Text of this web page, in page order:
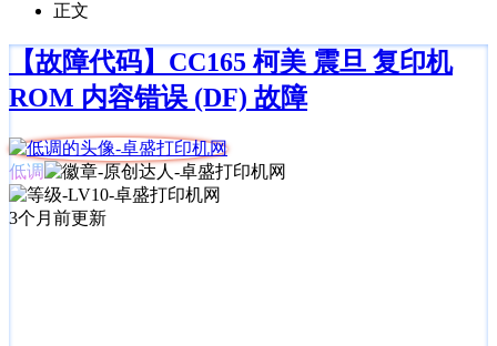
正文
【故障代码】CC165 柯美 震旦 复印机
ROM 内容错误 (DF) 故障
低调
3个月前更新